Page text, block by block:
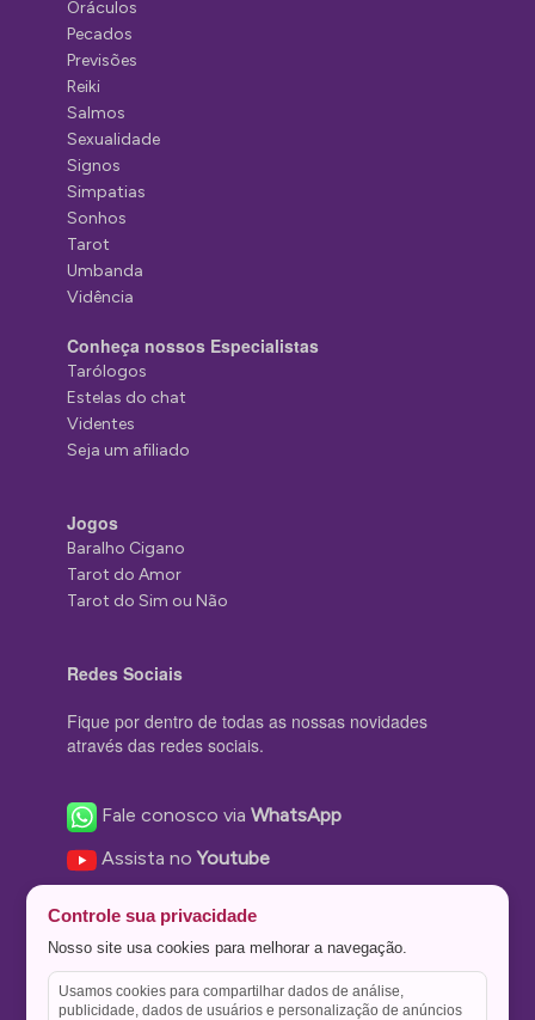
Oráculos
Pecados
Previsões
Reiki
Salmos
Sexualidade
Signos
Simpatias
Sonhos
Tarot
Umbanda
Vidência
Conheça nossos Especialistas
Tarólogos
Estelas do chat
Videntes
Seja um afiliado
Jogos
Baralho Cigano
Tarot do Amor
Tarot do Sim ou Não
Redes Sociais
Fique por dentro de todas as nossas novidades
através das redes sociais.
Fale conosco viaWhatsApp
Assista noYoutube
Nos siga no Instagram
Nos siga noTwitter
Controle sua privacidade
Nosso site usa cookies para melhorar a navegação.
Usamos cookies para compartilhar dados de análise,
publicidade, dados de usuários e personalização de anúncios